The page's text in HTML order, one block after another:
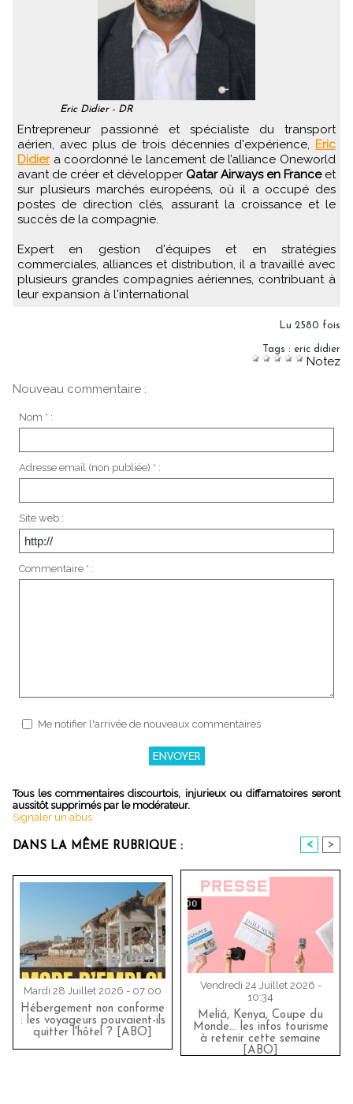
Eric Didier - DR
Entrepreneur passionné et spécialiste du transport
aérien, avec plus de trois décennies d'expérience, Eric
Didiera coordonné le lancement de l’alliance Oneworld
avant de créer et développer Qatar Airways en Franceet
sur plusieurs marchés européens, où il a occupé des
postes de direction clés, assurant la croissance et le
succès de la compagnie.
Expert en gestion d'équipes et en stratégies
commerciales, alliances et distribution, il a travaillé avec
plusieurs grandes compagnies aériennes, contribuant à
leur expansion à l'international
Lu 2580 fois
Tags : eric didier
Notez
Nouveau commentaire :
Nom * :
Adresse email (non publiée) * :
Site web :
Commentaire * :
Me notifier l'arrivée de nouveaux commentaires
Tous les commentaires discourtois, injurieux ou diffamatoires seront
aussitôt supprimés par le modérateur.
Signaler un abus
DANS LA MÊME RUBRIQUE : < >
Mardi 28 Juillet 2026 - 07:00
Hébergement non conforme
: les voyageurs pouvaient-ils
quitter l'hôtel ? [ABO]
Vendredi 24 Juillet 2026 -
10:34
Meliá, Kenya, Coupe du
Monde… les infos tourisme
à retenir cette semaine
[ABO]